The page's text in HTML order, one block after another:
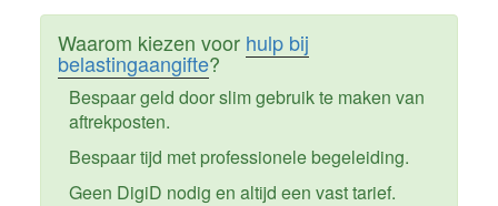
Waarom kiezen voor hulp bij
belastingaangifte?
Bespaar geld door slim gebruik te maken van
aftrekposten.
Bespaar tijd met professionele begeleiding.
Geen DigiD nodig en altijd een vast tarief.